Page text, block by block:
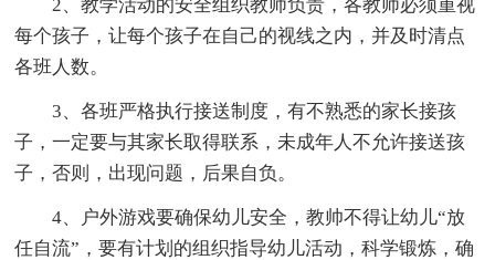
2、教学活动的安全组织教师负责，各教师必须重视
每个孩子，让每个孩子在自己的视线之内，并及时清点
各班人数。
3、各班严格执行接送制度，有不熟悉的家长接孩
子，一定要与其家长取得联系，未成年人不允许接送孩
子，否则，出现问题，后果自负。
4、户外游戏要确保幼儿安全，教帅不得让幼儿“放
任自流”，要有计划的组织指导幼儿活动，科学锻炼，确